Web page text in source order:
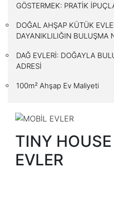
GÖSTERMEK: PRATİK
DOĞAL AHŞAP KÜTÜK
DAYANIKLILIĞIN BULUŞMA
DAĞ EVLERİ: DOĞAYLA
ADRESİ
100m² Ahşap Ev Maliyeti
TINY
EVLER